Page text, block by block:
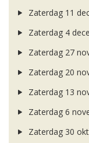
Zaterdag 11
Zaterdag 4
Zaterdag 27
Zaterdag 20
Zaterdag 13
Zaterdag 6
Zaterdag 30